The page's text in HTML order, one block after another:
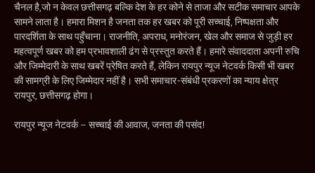
चैनल है,जो न केवल छत्तीसगढ़ बल्कि देश के हर कोने से ताजा और सटीक समाचार आपके
सामने लाता है। हमारा मिशन है जनता तक हर खबर को पूरी सच्चाई, निष्पक्षता और
पारदर्शिता के साथ पहुँचाना। राजनीति, अपराध, मनोरंजन, खेल और समाज से जुड़ी हर
महत्वपूर्ण खबर को हम प्रभावशाली ढंग से प्रस्तुत करते हैं। हमारे संवाददाता अपनी रुचि
और जिम्मेदारी के साथ खबरें प्रेषित करते हैं, लेकिन रायपुर न्यूज नेटवर्क किसी भी खबर
की सामग्री के लिए जिम्मेदार नहीं है। सभी समाचार-संबंधी प्रकरणों का न्याय क्षेत्र
रायपुर, छत्तीसगढ़ होगा।
रायपुर न्यूज नेटवर्क – सच्चाई की आवाज, जनता की पसंद!